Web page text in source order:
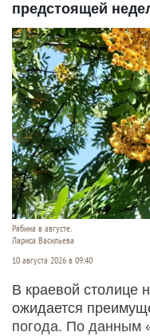
предстоящей
Рябина в августе.
Лариса Васильева
10 августа 2026 в 09:40
В краевой столице
ожидается
погода. По данным